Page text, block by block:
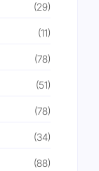
(29)
(11)
(78)
(51)
(78)
(34)
(88)